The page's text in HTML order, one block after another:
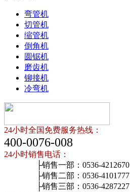
弯管机
切管机
缩管机
倒角机
圆锯机
磨齿机
铆接机
冷弯机
24小时全国免费服务热线：
400-0076-008
24小时销售电话：
├销售一部：0536-4212670
├销售二部：0536-4101777
├销售三部：0536-4287227